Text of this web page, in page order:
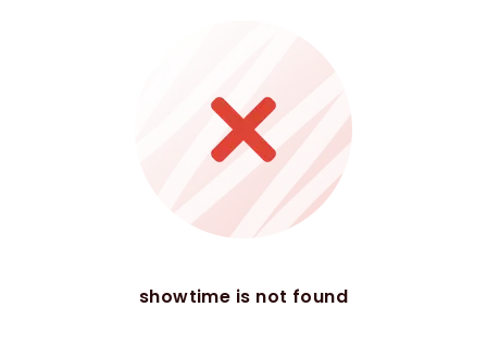
showtime is not found